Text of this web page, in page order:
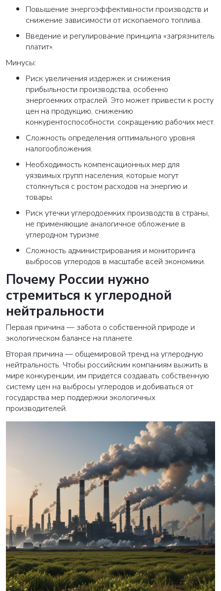
Повышение энергоэффективности производств и
снижение зависимости от ископаемого топлива.
Введение и регулирование принципа «загрязнитель
платит».
Минусы:
Риск увеличения издержек и снижения
прибыльности производства, особенно
энергоемких отраслей. Это может привести к росту
цен на продукцию, снижению
конкурентоспособности, сокращению рабочих мест.
Сложность определения оптимального уровня
налогообложения.
Необходимость компенсационных мер для
уязвимых групп населения, которые могут
столкнуться с ростом расходов на энергию и
товары.
Риск утечки углеродоемких производств в страны,
не применяющие аналогичное обложение в
углеродном туризме.
Сложность администрирования и мониторинга
выбросов углеродов в масштабе всей экономики.
Почему России нужно
стремиться к углеродной
нейтральности
Первая причина — забота о собственной природе и
экологическом балансе на планете.
Вторая причина — общемировой тренд на углеродную
нейтральность. Чтобы российским компаниям выжить в
мире конкуренции, им придется создавать собственную
систему цен на выбросы углеродов и добиваться от
государства мер поддержки экологичных
производителей.